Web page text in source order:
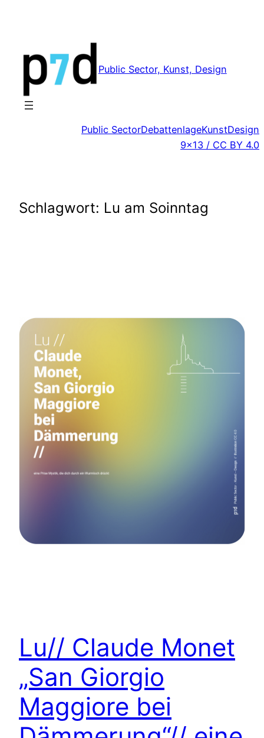
Public Sector, Kunst, Design
Public SectorDebattenlageKunstDesign
9×13 / CC BY 4.0
Schlagwort: Lu am Soinntag
Lu// Claude Monet
„San Giorgio
Maggiore bei